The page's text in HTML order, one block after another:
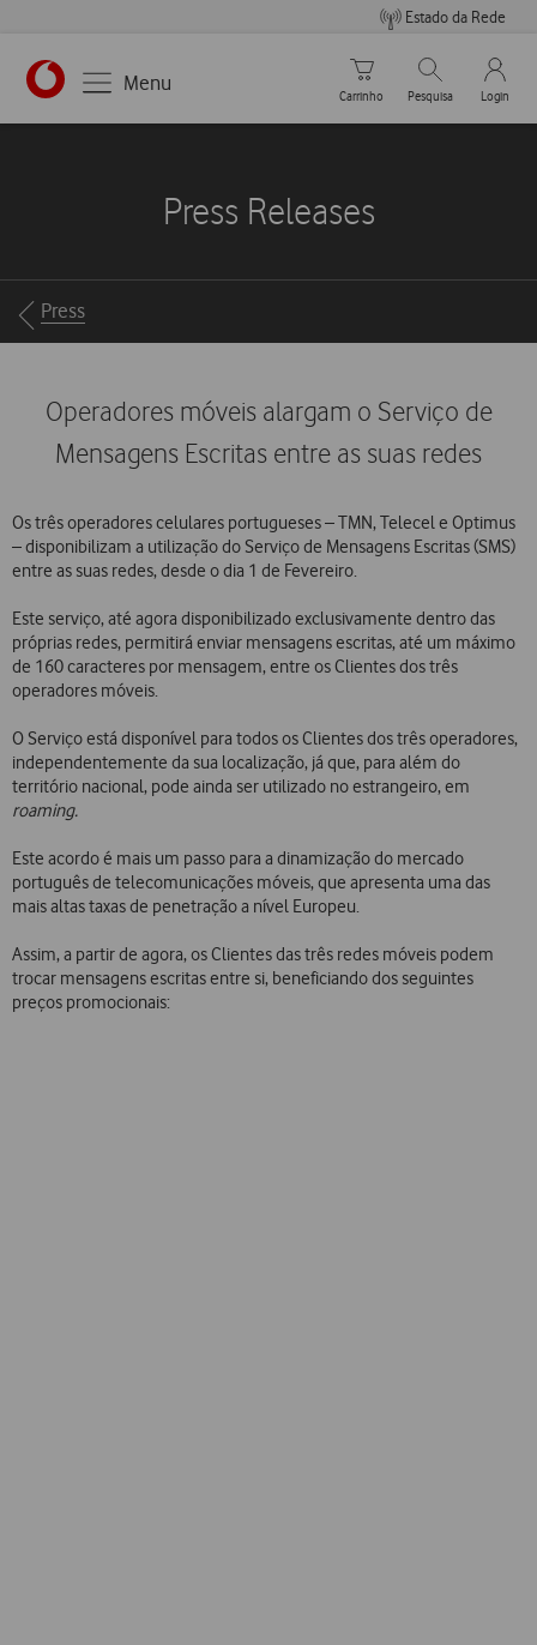
Estado da Rede
https://www.vodafone.pt
Menu
Carrinho de compras
Carrinho
Pesquisar
Pesquisa
My
Login
Press Releases
Breadcrumbs
Press
Operadores móveis alargam o Serviço de
Mensagens Escritas entre as suas redes
Os três operadores celulares portugueses – TMN, Telecel e Optimus
– disponibilizam a utilização do Serviço de Mensagens Escritas (SMS)
entre as suas redes, desde o dia 1 de Fevereiro.
Este serviço, até agora disponibilizado exclusivamente dentro das
próprias redes, permitirá enviar mensagens escritas, até um máximo
de 160 caracteres por mensagem, entre os Clientes dos três
operadores móveis.
O Serviço está disponível para todos os Clientes dos três operadores,
independentemente da sua localização, já que, para além do
território nacional, pode ainda ser utilizado no estrangeiro, em
roaming.
Este acordo é mais um passo para a dinamização do mercado
português de telecomunicações móveis, que apresenta uma das
mais altas taxas de penetração a nível Europeu.
Assim, a partir de agora, os Clientes das três redes móveis podem
trocar mensagens escritas entre si, beneficiando dos seguintes
preços promocionais: